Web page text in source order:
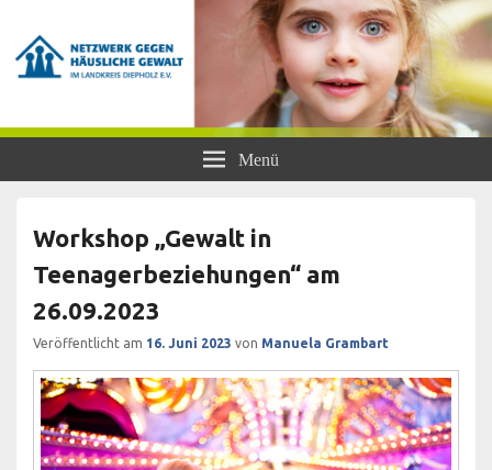
Netzwerk gegen Häusliche Gewalt
Frauen- und Kinderschutzhaus Diepholz, Beratungsstellen für Frauen und
Mädchen, BISS
Menü
Workshop „Gewalt in
Teenagerbeziehungen“ am
26.09.2023
Veröffentlicht am 16. Juni 2023 von Manuela Grambart